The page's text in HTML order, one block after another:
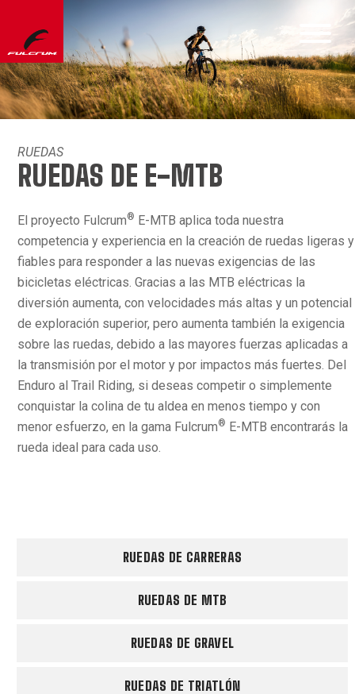
RUEDAS
RUEDAS DE E-MTB
El proyecto Fulcrum® E-MTB aplica toda nuestra
competencia y experiencia en la creación de ruedas ligeras y
fiables para responder a las nuevas exigencias de las
bicicletas eléctricas. Gracias a las MTB eléctricas la
diversión aumenta, con velocidades más altas y un potencial
de exploración superior, pero aumenta también la exigencia
sobre las ruedas, debido a las mayores fuerzas aplicadas a
la transmisión por el motor y por impactos más fuertes. Del
Enduro al Trail Riding, si deseas competir o simplemente
conquistar la colina de tu aldea en menos tiempo y con
menor esfuerzo, en la gama Fulcrum® E-MTB encontrarás la
rueda ideal para cada uso.
RUEDAS DE CARRERAS
RUEDAS DE MTB
RUEDAS DE GRAVEL
RUEDAS DE TRIATLÓN